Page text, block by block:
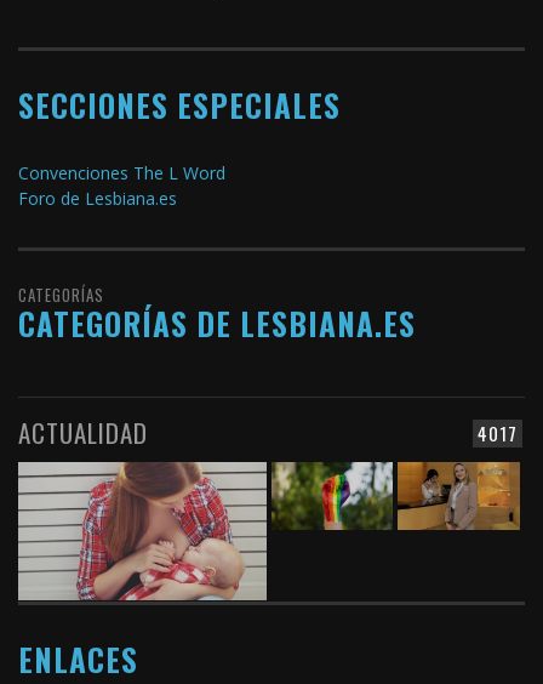
SECCIONES ESPECIALES
Convenciones The L Word
Foro de Lesbiana.es
CATEGORÍAS
CATEGORÍAS DE LESBIANA.ES
4017
ACTUALIDAD
ENLACES